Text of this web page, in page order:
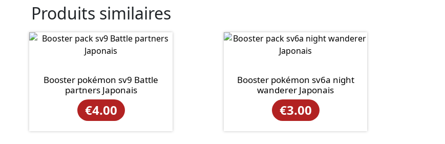
Produits similaires
Booster pokémon sv9 Battle
partners Japonais
€4.00
Booster pokémon sv6a night
wanderer Japonais
€3.00